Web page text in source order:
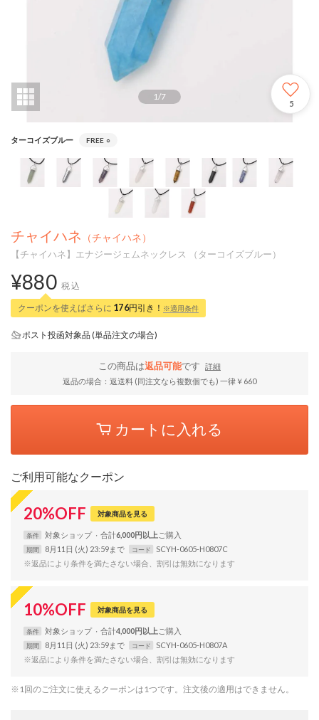
1/7
5
ターコイズブルー FREE ○
チャイハネ （チャイハネ）
【チャイハネ】エナジージェムネックレス （ターコイズブルー）
¥880 税込
クーポンを使えばさらに 176円引き！ ※適用条件
ポスト投函対象品 (単品注文の場合)
この商品は返品可能です
詳細
返品の場合：返送料 (同注文なら複数個でも) 一律￥660
カートに入れる
ご利用可能なクーポン
20%OFF 対象商品を見る
条件 対象ショップ 合計6,000円以上
期間 8月11日 (火) 23:59まで コード
SCYH-0605-H0807C
※返品により条件を満たさない場合、割引は無効になります
10%OFF 対象商品を見る
条件 対象ショップ 合計4,000円以上
期間 8月11日 (火) 23:59まで コード
SCYH-0605-H0807A
※返品により条件を満たさない場合、割引は無効になります
※1回のご注文に使えるクーポンは1つです。注文後の適用はできません。